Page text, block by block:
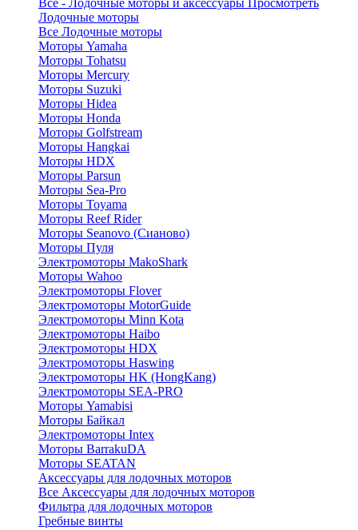
Все - Лодочные моторы и аксессуары Просмотреть
Лодочные моторы
Все Лодочные моторы
Моторы Yamaha
Моторы Tohatsu
Моторы Mercury
Моторы Suzuki
Моторы Hidea
Моторы Honda
Моторы Golfstream
Моторы Hangkai
Моторы HDX
Моторы Parsun
Моторы Sea-Pro
Моторы Toyama
Моторы Reef Rider
Моторы Seanovo (Сианово)
Моторы Пуля
Электромоторы MakoShark
Моторы Wahoo
Электромоторы Flover
Электромоторы MotorGuide
Электромоторы Minn Kota
Электромоторы Haibo
Электромоторы HDX
Электромоторы Haswing
Электромоторы HK (HongKang)
Электромоторы SEA-PRO
Моторы Yamabisi
Моторы Байкал
Электромоторы Intex
Моторы BarrakuDA
Моторы SEATAN
Аксессуары для лодочных моторов
Все Аксессуары для лодочных моторов
Фильтра для лодочных моторов
Гребные винты